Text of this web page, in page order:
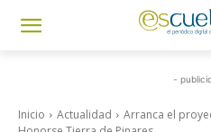
-
Inicio Actualidad
Arranca el